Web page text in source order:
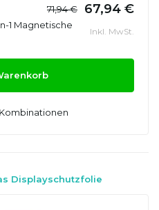
71,94 € 67,94 €
1 Magnetische
Inkl. MwSt.
Displayschutzfolie